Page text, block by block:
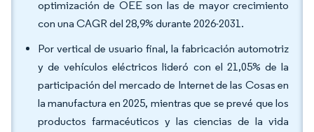
optimización de OEE son las de mayor crecimiento
con una CAGR del 28,9% durante 2026-2031.
Por vertical de usuario final, la fabricación automotriz
y de vehículos eléctricos lideró con el 21,05% de la
participación del mercado de Internet de las Cosas en
la manufactura en 2025, mientras que se prevé que los
productos farmacéuticos y las ciencias de la vida